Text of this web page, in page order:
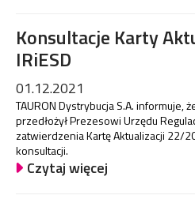
Konsultacje Karty
IRiESD
01.12.2021
TAURON Dystrybucja S.A. informuje,
przedłożył Prezesowi Urzędu
zatwierdzenia Kartę Aktualizacji 22/
konsultacji.
Czytaj więcej